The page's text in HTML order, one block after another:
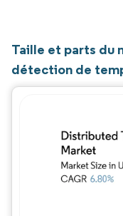
Taille et parts du
détection de